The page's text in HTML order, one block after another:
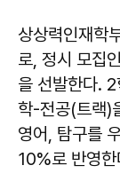
상상력인재학
로, 정시 모집
을 선발한다.
학-전공(트랙)
영어, 탐구를
10%로 반영한